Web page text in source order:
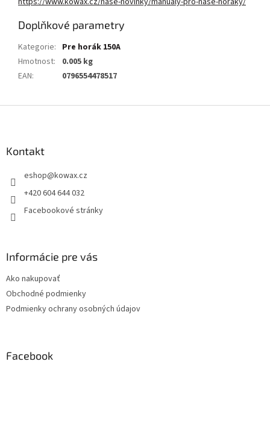
Doplňkové parametry
Kategorie: Pre horák 150A
Hmotnost:
0.005 kg
EAN: 0796554478517
Kontakt
eshop@kowax.cz
+420 604 644 032
Facebookové stránky
Informácie pre vás
Ako nakupovať
Obchodné podmienky
Podmienky ochrany osobných údajov
Facebook